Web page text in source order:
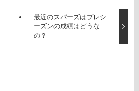
最近のスパーズはプレシ
ーズンの成績はどうな
の？